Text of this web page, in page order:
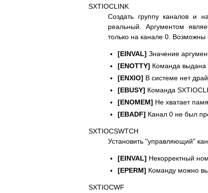
SXTIOCLINK
Создать группу каналов и
реальный. Аргументом
только на канале 0.
[EINVAL] Значение
[ENOTTY] Команда выдана
[ENXIO] В системе нет
[EBUSY] Команда
[ENOMEM] Не хватает
[EBADF] Канал 0 не был
SXTIOCSWTCH
Установить "управляющий"
[EINVAL] Некорректный
[EPERM] Команду можно
SXTIOCWF